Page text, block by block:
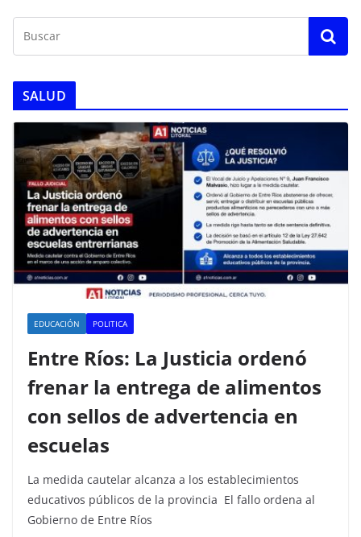
SALUD
EDUCACIÓN POLITICA
Entre Ríos: La Justicia ordenó
frenar la entrega de alimentos
con sellos de advertencia en
escuelas
La medida cautelar alcanza a los establecimientos
educativos públicos de la provincia El fallo ordena al
Gobierno de Entre Ríos